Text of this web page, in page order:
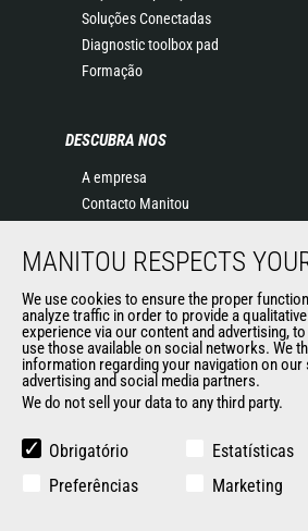
Soluções Conectadas
Diagnostic toolbox pad
Formação
DESCUBRA NOS
A empresa
Contacto Manitou
Eventos
História
General Terms and Conditions of Sale
OUTROS SITES DO GRUPO
Manitou Group
Used Manitou Machines
MANITOU RESPECTS
We use cookies to ensure the proper
analyze traffic in order to provide a
experience via our content and advertising,
use those available on social networks. We
information regarding your navigation on
advertising and social media partners.
We do not sell your data to any third party.
Obrigatório
Estatísticas
Preferências
Marketing